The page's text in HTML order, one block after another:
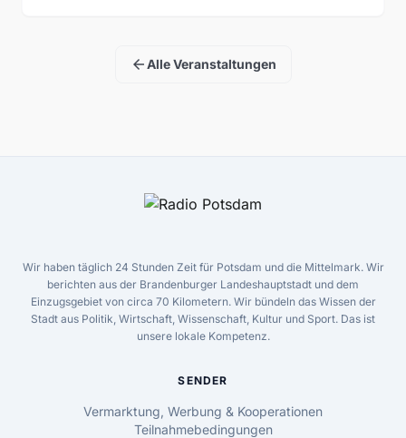
arrow_backAlle Veranstaltungen
Wir haben täglich 24 Stunden Zeit für Potsdam und die Mittelmark. Wir
berichten aus der Brandenburger Landeshauptstadt und dem
Einzugsgebiet von circa 70 Kilometern. Wir bündeln das Wissen der
Stadt aus Politik, Wirtschaft, Wissenschaft, Kultur und Sport. Das ist
unsere lokale Kompetenz.
SENDER
Vermarktung, Werbung & Kooperationen
Teilnahmebedingungen